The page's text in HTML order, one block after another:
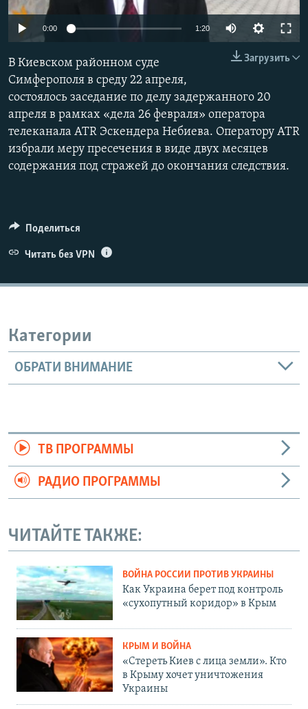
ПОБЕДИТЕЛЕЙ НЕ СУДЯТ?
КРЫМ.НЕПОКОРЕННЫЙ
ELIFBE
УКРАИНСКАЯ ПРОБЛЕМА КРЫМА
ПРИСОЕДИНЯЙТЕСЬ!
Все сайты RFE/RL
0:00 1:20
Загрузить
В Киевском районном суде
Симферополя в среду 22 апреля,
состоялось заседание по делу задержанного 20
апреля в рамках «дела 26 февраля» оператора
телеканала АТR Эскендера Небиева. Оператору ATR
избрали меру пресечения в виде двух месяцев
содержания под стражей до окончания следствия.
Поделиться
Читать без VPN
Категории
ОБРАТИ ВНИМАНИЕ
ТВ ПРОГРАММЫ
РАДИО ПРОГРАММЫ
ЧИТАЙТЕ ТАКЖЕ:
ВОЙНА РОССИИ ПРОТИВ УКРАИНЫ
Как Украина берет под контроль
«сухопутный коридор» в Крым
КРЫМ И ВОЙНА
«Стереть Киев с лица земли». Кто
в Крыму хочет уничтожения
Украины